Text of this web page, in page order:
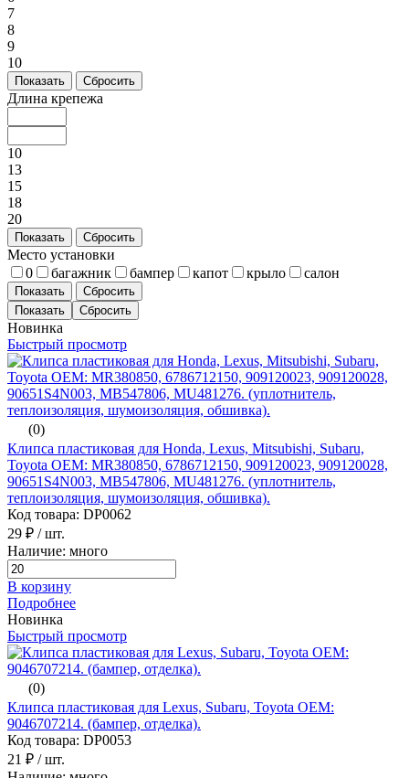
7
8
9
10
Показать Сбросить
Длина крепежа
10
13
15
18
20
Показать Сбросить
Место установки
0
багажник бампер капот крыло салон
Показать Сбросить
Новинка
Быстрый просмотр
(0)
Клипса пластиковая для Honda, Lexus, Mitsubishi, Subaru,
Toyota ОЕМ: MR380850, 6786712150, 909120023, 909120028,
90651S4N003, MB547806, MU481276. (уплотнитель,
теплоизоляция, шумоизоляция, обшивка).
Код товара: DP0062
29 ₽ / шт.
Наличие: много
В корзину
Подробнее
Новинка
Быстрый просмотр
(0)
Клипса пластиковая для Lexus, Subaru, Toyota ОЕМ:
9046707214. (бампер, отделка).
Код товара: DP0053
21 ₽ / шт.